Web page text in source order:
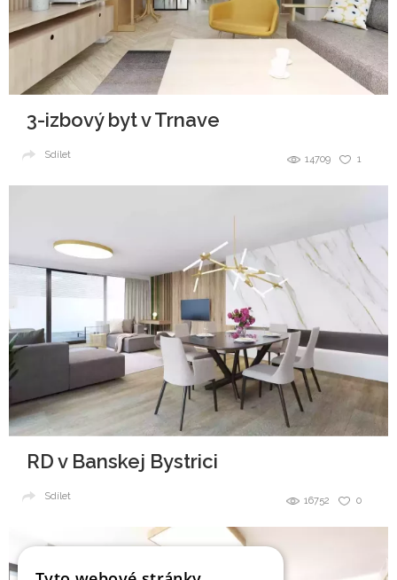
3-izbový byt v Trnave
1
14709
Sdílet
RD v Banskej Bystrici
0
16752
Sdílet